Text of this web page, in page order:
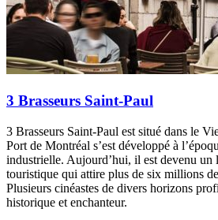
3 Brasseurs Saint-Paul
3 Brasseurs Saint-Paul est situé dans le
Port de Montréal s’est développé à
industrielle. Aujourd’hui, il est devenu un
touristique qui attire plus de six millions
Plusieurs cinéastes de divers horizons
historique et enchanteur.